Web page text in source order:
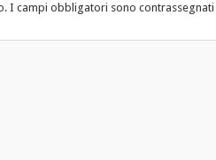
I campi obbligatori sono contrassegnati